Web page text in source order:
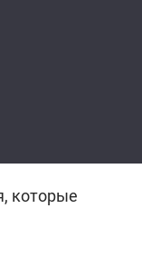
которые